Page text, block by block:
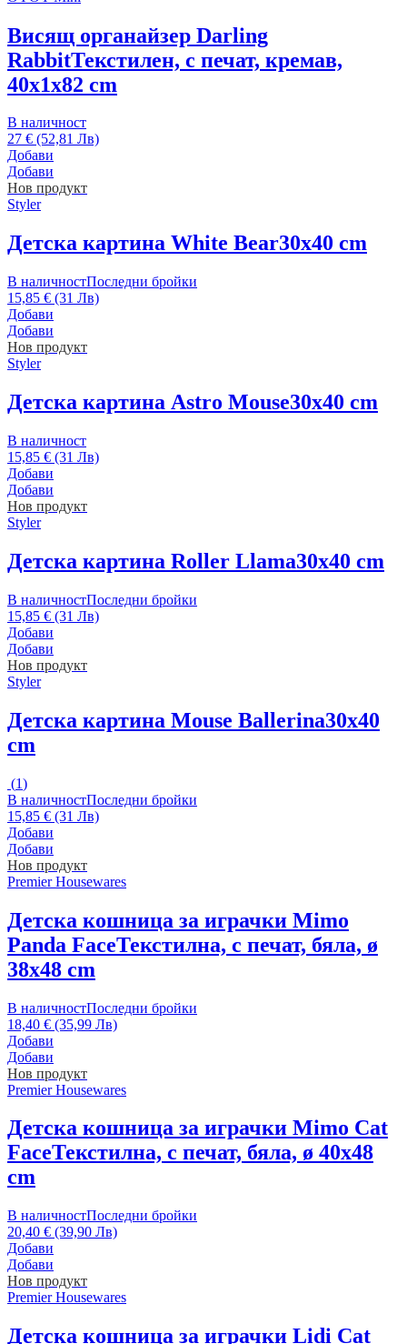
Висящ органайзер Darling
RabbitТекстилен, с печат, кремав,
40x1x82 cm
В наличност
27 € (52,81 Лв)
Добави
Добави
Нов продукт
Styler
Детска картина White Bear30x40 cm
В наличностПоследни бройки
15,85 € (31 Лв)
Добави
Добави
Нов продукт
Styler
Детска картина Astro Mouse30x40 cm
В наличност
15,85 € (31 Лв)
Добави
Добави
Нов продукт
Styler
Детска картина Roller Llama30x40 cm
В наличностПоследни бройки
15,85 € (31 Лв)
Добави
Добави
Нов продукт
Styler
Детска картина Mouse Ballerina30x40
cm
(1)
В наличностПоследни бройки
15,85 € (31 Лв)
Добави
Добави
Нов продукт
Premier Housewares
Детска кошница за играчки Mimo
Panda FaceТекстилна, с печат, бяла, ø
38x48 cm
В наличностПоследни бройки
18,40 € (35,99 Лв)
Добави
Добави
Нов продукт
Premier Housewares
Детска кошница за играчки Mimo Cat
FaceТекстилна, с печат, бяла, ø 40x48
cm
В наличностПоследни бройки
20,40 € (39,90 Лв)
Добави
Добави
Нов продукт
Premier Housewares
Детска кошница за играчки Lidi Cat